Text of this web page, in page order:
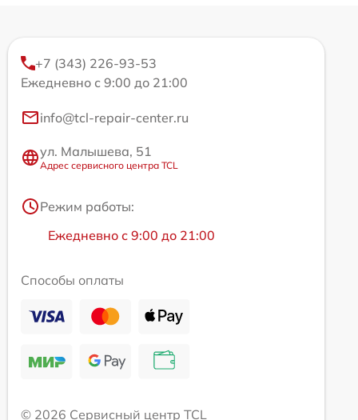
+7 (343) 226-93-53
Ежедневно с 9:00 до 21:00
info@tcl-repair-center.ru
ул. Малышева, 51
Адрес сервисного центра TCL
Режим работы:
Ежедневно с 9:00 до 21:00
Способы оплаты
© 2026 Сервисный центр TCL